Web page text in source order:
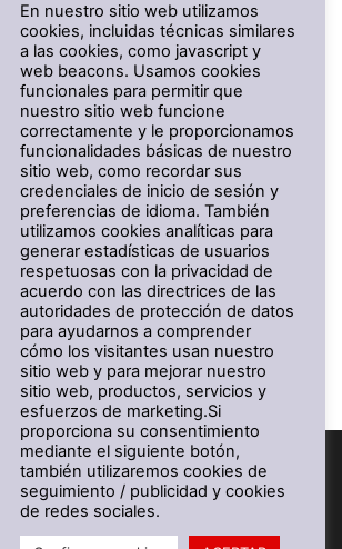
En nuestro sitio web utilizamos
cookies, incluidas técnicas similares
a las cookies, como javascript y
web beacons. Usamos cookies
funcionales para permitir que
nuestro sitio web funcione
correctamente y le proporcionamos
funcionalidades básicas de nuestro
sitio web, como recordar sus
credenciales de inicio de sesión y
preferencias de idioma. También
utilizamos cookies analíticas para
generar estadísticas de usuarios
respetuosas con la privacidad de
acuerdo con las directrices de las
autoridades de protección de datos
para ayudarnos a comprender
cómo los visitantes usan nuestro
sitio web y para mejorar nuestro
sitio web, productos, servicios y
esfuerzos de marketing.Si
proporciona su consentimiento
mediante el siguiente botón,
también utilizaremos cookies de
seguimiento / publicidad y cookies
de redes sociales.